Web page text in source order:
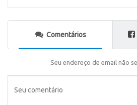
Comentários
Seu endereço de email não